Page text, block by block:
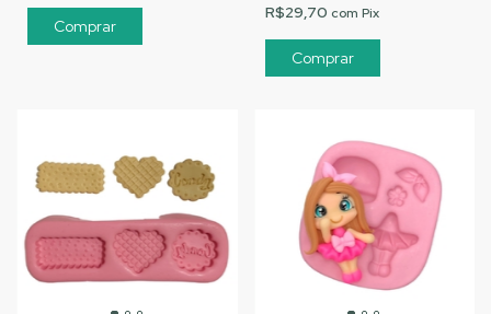
R$29,70 com Pix